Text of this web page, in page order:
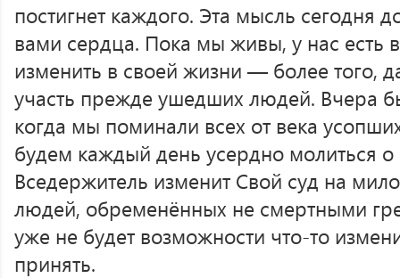
постигнет каждого. Эта мысль сегодня
вами сердца. Пока мы живы, у нас есть
изменить в своей жизни — более того,
участь прежде ушедших людей. Вчера
когда мы поминали всех от века
будем каждый день усердно молиться
Вседержитель изменит Свой суд на
людей, обременённых не смертными
уже не будет возможности что-то
принять.